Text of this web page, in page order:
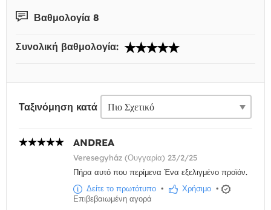
Βαθμολογία 8
Συνολική βαθμολογία:
Ταξινόμηση κατά
ANDREA
Veresegyház (Ουγγαρία) 23/2/25
Πήρα αυτό που περίμενα Ένα εξελιγμένο προϊόν.
Δείτε το πρωτότυπο • Χρήσιμο •
Επιβεβαιωμένη αγορά